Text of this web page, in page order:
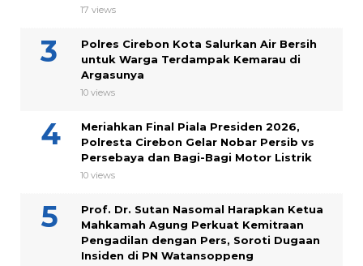
17 views
Polres Cirebon Kota Salurkan Air Bersih
untuk Warga Terdampak Kemarau di
Argasunya
10 views
Meriahkan Final Piala Presiden 2026,
Polresta Cirebon Gelar Nobar Persib vs
Persebaya dan Bagi-Bagi Motor Listrik
10 views
Prof. Dr. Sutan Nasomal Harapkan Ketua
Mahkamah Agung Perkuat Kemitraan
Pengadilan dengan Pers, Soroti Dugaan
Insiden di PN Watansoppeng